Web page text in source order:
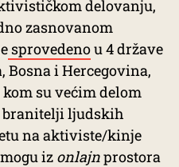
delovanju,
zasnovanom
sprovedenou 4 države
Bosna i Hercegovina,
su većim delom
ljudskih
na aktiviste/kinje
iz onlajnprostora